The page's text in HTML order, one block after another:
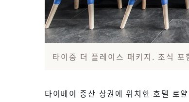
타이중 더 플레이스 패키지. 조식
타이베이 중산 상권에 위치한 호텔 로